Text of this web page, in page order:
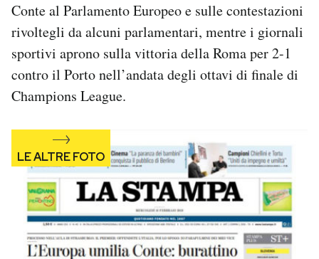
Area Personale
Newsletter
Notifiche mobile
Regala il Post
Hai bisogno di aiuto?
Conte al Parlamento Europeo e sulle contestazioni
rivoltegli da alcuni parlamentari, mentre i giornali
sportivi aprono sulla vittoria della Roma per 2-1
contro il Porto nell’andata degli ottavi di finale di
Champions League.